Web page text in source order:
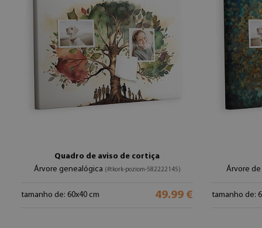
Quadro de aviso de cortiça
Árvore genealógica (#tkork-poziom-582222145)
tamanho de: 60x40 cm 49.99 €
Árvore
tamanho de: